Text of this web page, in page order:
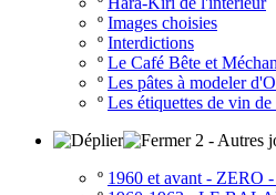
º Images choisies
º Interdictions
º Le Café Bête et
º Les pâtes à modeler
º Les étiquettes de vin
2 - Autres
º 1960 et avant - ZERO